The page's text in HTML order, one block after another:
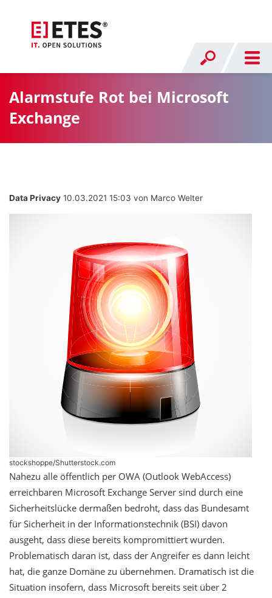
Alarmstufe Rot bei Microsoft
Exchange
Data Privacy 10.03.2021 15:03 von Marco Welter
stockshoppe/Shutterstock.com
Nahezu alle öffentlich per OWA (Outlook WebAccess)
erreichbaren Microsoft Exchange Server sind durch eine
Sicherheitslücke dermaßen bedroht, dass das Bundesamt
für Sicherheit in der Informationstechnik (BSI) davon
ausgeht, dass diese bereits kompromittiert wurden.
Problematisch daran ist, dass der Angreifer es dann leicht
hat, die ganze Domäne zu übernehmen. Dramatisch ist die
Situation insofern, dass Microsoft bereits seit über 2